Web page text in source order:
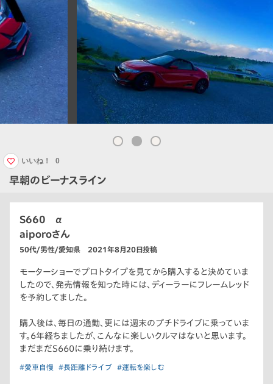
早朝のビーナスライン
いいね！ 0
S660 α
aiporoさん
50代/男性/愛知県 2021年8月20日投稿
モーターショーでプロトタイプを見てから購入すると決めていま
したので、発売情報を知った時には、ディーラーにフレームレッド
を予約してました。
購入後は、毎日の通勤、更には週末のプチドライブに乗っていま
す。6年経ちましたが、こんなに楽しいクルマはないと思います。
まだまだS660に乗り続けます。
#愛車自慢 #長距離ドライブ #運転を楽しむ